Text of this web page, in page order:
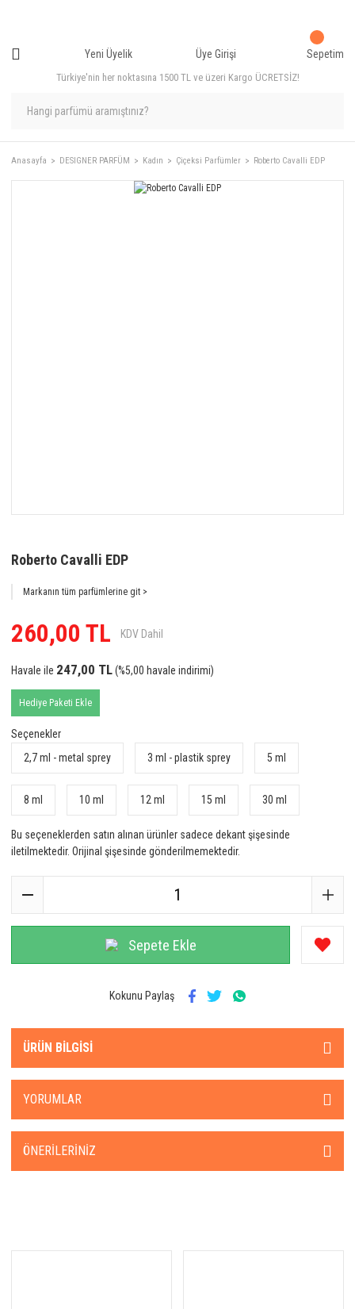
Türkiye'nin her noktasına 1500 TL ve üzeri Kargo ÜCRETSİZ!
Yeni Üyelik Üye Girişi Sepetim
Anasayfa DESIGNER PARFÜM Kadın Çiçeksi Parfümler Roberto Cavalli EDP
Roberto Cavalli EDP
Markanın tüm parfümlerine git >
260,00 TL KDV Dahil
Havale ile 247,00 TL(%5,00 havale indirimi)
Hediye Paketi Ekle
Seçenekler
2,7 ml - metal sprey
3 ml - plastik sprey 5 ml
8 ml 10 ml 12 ml 15 ml 30 ml
Bu seçeneklerden satın alınan ürünler sadece dekant şişesinde
iletilmektedir. Orijinal şişesinde gönderilmemektedir.
Sepete Ekle
Kokunu Paylaş
ÜRÜN BILGISI
YORUMLAR
ÖNERILERINIZ